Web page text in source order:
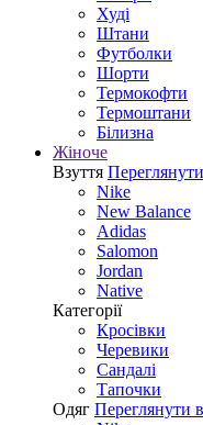
Худі
Штани
Футболки
Шорти
Термокофти
Термоштани
Білизна
Жіноче
Взуття
Nike
New Balance
Adidas
Salomon
Jordan
Native
Категорії
Кросівки
Черевики
Сандалі
Tапочки
Одяг Переглянути